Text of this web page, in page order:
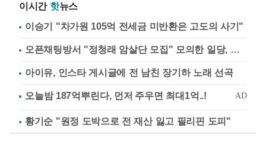
이시간 핫뉴스
이승기 "차가원 105억 전세금 미반환은 고도의 사기"
오픈채팅방서 "정청래 암살단 모집" 모의한 일당, 불구속 송치
아이유, 인스타 게시글에 전 남친 장기하 노래 선곡
황기순 "원정 도박으로 전 재산 잃고 필리핀 도피"